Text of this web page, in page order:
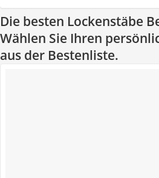
Die besten Lockenstäbe
Wählen Sie Ihren
aus der Bestenliste.